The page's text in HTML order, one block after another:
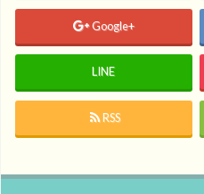
Google+
LINE
RSS